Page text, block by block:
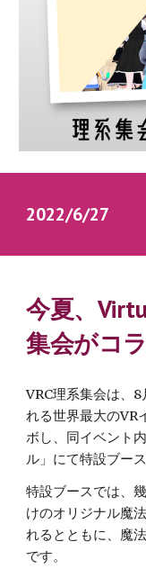
2022/6/27
今夏、
集会がコ
VRC理系集会は、 8
れる世界最大のVR
ボし、同イベント
ル」にて特設ブー
特設ブースでは、
けのオリジナル魔
れるとともに、魔
です。